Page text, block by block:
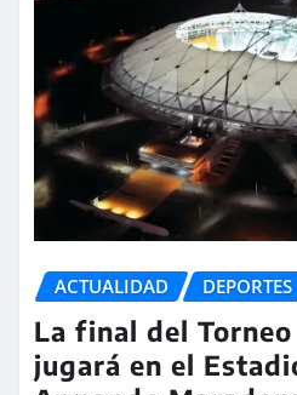
ACTUALIDAD DEPORTES
La final del Torneo
jugará en el